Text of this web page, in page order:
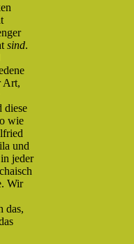
sind.
Art,
diese
wie
und
jeder
Wir
das,